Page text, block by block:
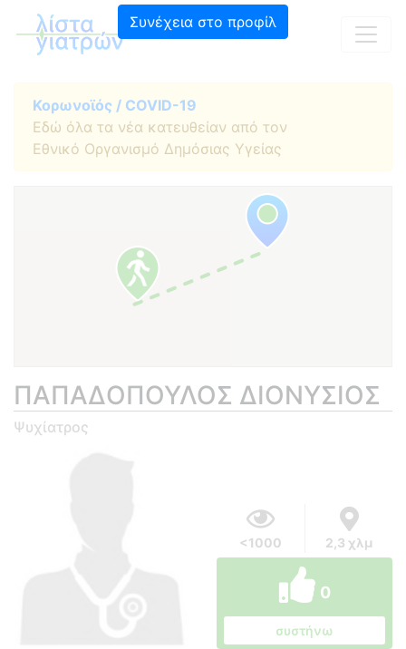
Συνέχεια στο προφίλ
Κορωνοϊός / COVID-19
Εδώ όλα τα νέα κατευθείαν από τον
Εθνικό Οργανισμό Δημόσιας Υγείας
ΠΑΠΑΔΟΠΟΥΛΟΣ ΔΙΟΝΥΣΙΟΣ
Ψυχίατρος
<1000 2,3 χλμ
0
συστήνω